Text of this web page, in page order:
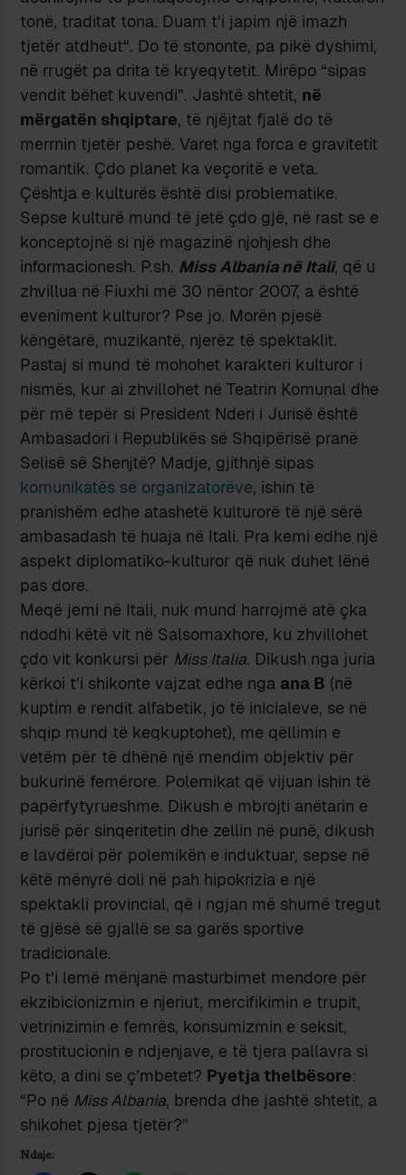
tonë, traditat tona. Duam t’i japim një imazh
tjetër atdheut“. Do të stononte, pa pikë dyshimi,
në rrugët pa drita të kryeqytetit. Mirëpo “sipas
vendit bëhet kuvendi”. Jashtë shtetit, në
mërgatën shqiptare, të njëjtat fjalë do të
merrnin tjetër peshë. Varet nga forca e gravitetit
romantik. Çdo planet ka veçoritë e veta.
Çështja e kulturës është disi problematike.
Sepse kulturë mund të jetë çdo gjë, në rast se e
konceptojnë si një magazinë njohjesh dhe
informacionesh. P.sh. Miss Albania në Itali, që u
zhvillua në Fiuxhi më 30 nëntor 2007, a është
eveniment kulturor? Pse jo. Morën pjesë
këngëtarë, muzikantë, njerëz të spektaklit.
Pastaj si mund të mohohet karakteri kulturor i
nismës, kur ai zhvillohet në Teatrin Komunal dhe
për më tepër si President Nderi i Jurisë është
Ambasadori i Republikës së Shqipërisë pranë
Selisë së Shenjtë? Madje, gjithnjë sipas
komunikatës së organizatorëve, ishin të
pranishëm edhe atashetë kulturorë të një sërë
ambasadash të huaja në Itali. Pra kemi edhe një
aspekt diplomatiko-kulturor që nuk duhet lënë
pas dore.
Meqë jemi në Itali, nuk mund harrojmë atë çka
ndodhi këtë vit në Salsomaxhore, ku zhvillohet
çdo vit konkursi për Miss Italia. Dikush nga juria
kërkoi t’i shikonte vajzat edhe nga ana B (në
kuptim e rendit alfabetik, jo të inicialeve, se në
shqip mund të keqkuptohet), me qëllimin e
vetëm për të dhënë një mendim objektiv për
bukurinë femërore. Polemikat që vijuan ishin të
papërfytyrueshme. Dikush e mbrojti anëtarin e
jurisë për sinqeritetin dhe zellin në punë, dikush
e lavdëroi për polemikën e induktuar, sepse në
këtë mënyrë doli në pah hipokrizia e një
spektakli provincial, që i ngjan më shumë tregut
të gjësë së gjallë se sa garës sportive
tradicionale.
Po t’i lemë mënjanë masturbimet mendore për
ekzibicionizmin e njeriut, mercifikimin e trupit,
vetrinizimin e femrës, konsumizmin e seksit,
prostitucionin e ndjenjave, e të tjera pallavra si
këto, a dini se ç’mbetet? Pyetja thelbësore:
“Po në Miss Albania, brenda dhe jashtë shtetit, a
shikohet pjesa tjetër?”
Ndaje: